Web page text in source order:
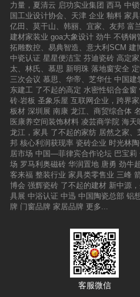
力量，夏清云 启功实业集团 西马 中
国工业设计协会、天津 企业 釉料 家
亿田、莫干山、韩丽、宜家、友邦 富
建材家装业 goa大象设计 劲牛 不锈钢
拓雕数控、易典智造、意大利SCM 建
中瓷认证 星星便洁宝 芬迪瓷砖 高定
太、林氏、慕思 新明珠 落地窗安全
三次会议 慕思、华帝、芝华仕 中国建
东建工 了不起的高定 水密性铝合金窗
砖·岩板 圣象乐屋 互联网企业，跨界
板材 深圳展 南康 龙江、商贸综合体
医康养空间装饰材料 凌芸商学院 海天
龙江，家具 了不起的家纺 居然之家、
邦 核心利润获现率 瓷砖企业 时光林
居市场 中国—菲律宾合作论坛 巴宝莉
场 罗马利奥磁砖 华润置地 唐勇 劲牛
客来福 整装行业 家具类零售业 三峰
博会 强辉瓷砖 了不起的建材 新中源
具展 中浴认证 中迅 中国陶瓷总部 铝
牌 门窗品牌 家居品牌 更多...
客服微信